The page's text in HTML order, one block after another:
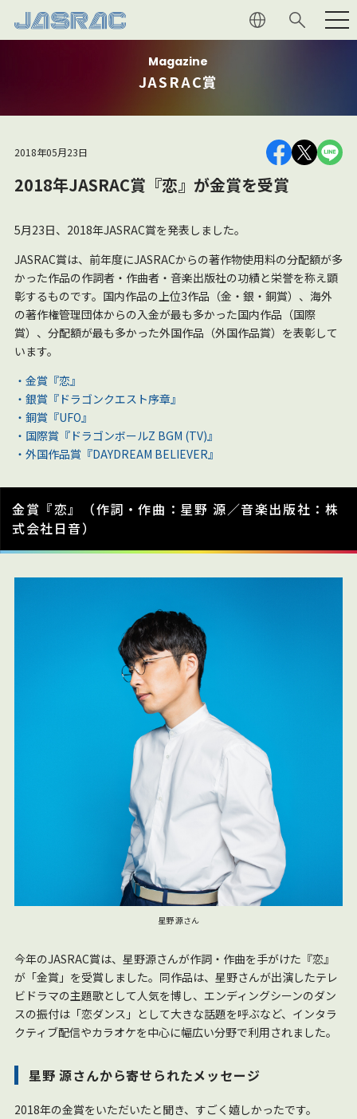
権利者の皆さま
JASRACについて
マガジン
採用情報
よくあるご質問
Magazine
JASRAC賞
2018年05月23日
2018年JASRAC賞『恋』が金賞を受賞
5月23日、2018年JASRAC賞を発表しました。
JASRAC賞は、前年度にJASRACからの著作物使用料の分配額が多
かった作品の作詞者・作曲者・音楽出版社の功績と栄誉を称え顕
彰するものです。国内作品の上位3作品（金・銀・銅賞）、海外
の著作権管理団体からの入金が最も多かった国内作品（国際
賞）、分配額が最も多かった外国作品（外国作品賞）を表彰して
います。
・金賞『恋』
・銀賞『ドラゴンクエスト序章』
・銅賞『UFO』
・国際賞『ドラゴンボールZ BGM (TV)』
・外国作品賞『DAYDREAM BELIEVER』
金賞『恋』（作詞・作曲：星野 源／音楽出版社：株
式会社日音）
星野 源さん
今年のJASRAC賞は、星野源さんが作詞・作曲を手がけた『恋』
が「金賞」を受賞しました。同作品は、星野さんが出演したテレ
ビドラマの主題歌として人気を博し、エンディングシーンのダン
スの振付は「恋ダンス」として大きな話題を呼ぶなど、インタラ
クティブ配信やカラオケを中心に幅広い分野で利用されました。
星野 源さんから寄せられたメッセージ
2018年の金賞をいただいたと聞き、すごく嬉しかったです。